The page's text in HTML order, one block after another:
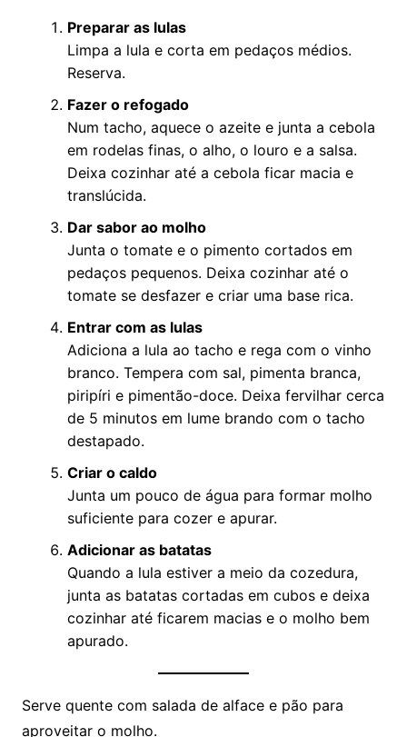
Preparar as lulas
Limpa a lula e corta em pedaços médios.
Reserva.
Fazer o refogado
Num tacho, aquece o azeite e junta a cebola
em rodelas finas, o alho, o louro e a salsa.
Deixa cozinhar até a cebola ficar macia e
translúcida.
Dar sabor ao molho
Junta o tomate e o pimento cortados em
pedaços pequenos. Deixa cozinhar até o
tomate se desfazer e criar uma base rica.
Entrar com as lulas
Adiciona a lula ao tacho e rega com o vinho
branco. Tempera com sal, pimenta branca,
piripíri e pimentão-doce. Deixa fervilhar cerca
de 5 minutos em lume brando com o tacho
destapado.
Criar o caldo
Junta um pouco de água para formar molho
suficiente para cozer e apurar.
Adicionar as batatas
Quando a lula estiver a meio da cozedura,
junta as batatas cortadas em cubos e deixa
cozinhar até ficarem macias e o molho bem
apurado.
Serve quente com salada de alface e pão para
aproveitar o molho.